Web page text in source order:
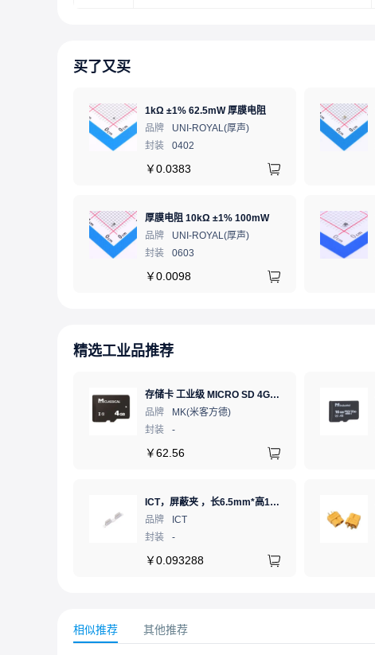
买了又买
1kΩ ±1% 62.5mW 厚膜电阻
品牌
UNI-ROYAL(厚声)
封装
0402
￥0.0383
厚膜电阻 10kΩ ±1% 100mW
品牌
UNI-ROYAL(厚声)
封装
0603
￥0.0098
精选工业品推荐
存储卡 工业级 MICRO SD 4GB TF卡 Classical
品牌
MK(米客方德)
封装
-
￥62.56
ICT，屏蔽夹 ，长6.5mm*高1.21mm，ICSRC6508SFR
品牌
ICT
封装
-
￥0.093288
相似推荐 其他推荐